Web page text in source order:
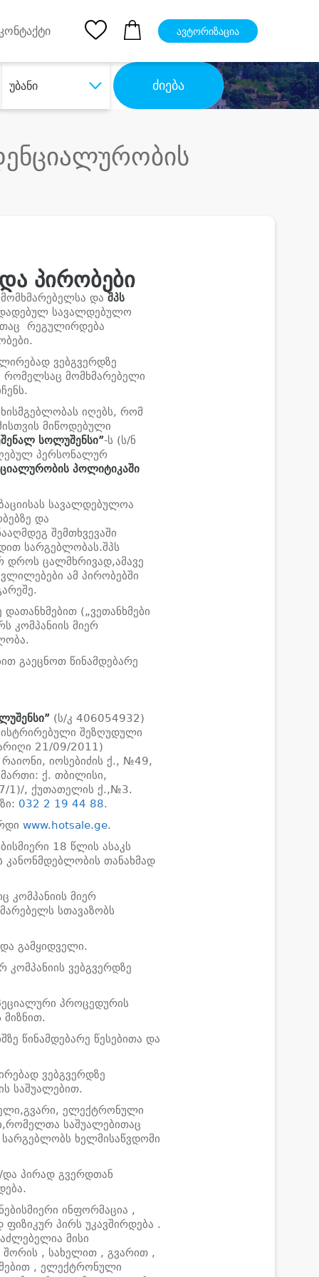
ავტორიზაცია
უბანი ძიება
პირობები
და შპს
სავალდებულო
რეგულირდება
ვებგვერდზე
რომელსაც მომხმარებელი
იღებს, რომ
მიწოდებული
სოლუშენსი”-ს (ს/ნ
პერსონალურ
პოლიტიკაში
სავალდებულოა
და
შემთხვევაში
სარგებლობას.შპს
დროს ცალმხრივად,ამავე
ამ პირობებში
(„ვეთანხმები
კომპანიის მიერ
გაეცნოთ წინამდებარე
” (ს/კ 406054932)
შეზღუდული
21/09/2011)
იოსებიძის ქ., №49,
ქ. თბილისი,
1)/, ქუთათელის ქ.,№3.
032 2 19 44 88.
www.hotsale.ge.
18 წლის ასაკს
თანახმად
კომპანიის მიერ
სთავაზობს
გამყიდველი.
ვებგვერდზე
პროცედურის
მიზნით.
წინამდებარე წესებითა და
ვებგვერდზე
საშუალებით.
ელექტრონული
საშუალებითაც
ხელმისაწვდომი
და პირად გვერდთან
ინფორმაცია ,
პირს უკავშირდება .
მისი
შორის , სახელით , გვარით ,
, ელექტრონული